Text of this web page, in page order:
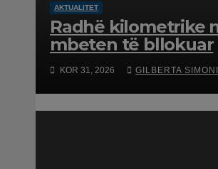
AKTUALITET
Radhë kilometrike
mbeten të bllokuar
KOR 31, 2026 GILBERTA SIMONI